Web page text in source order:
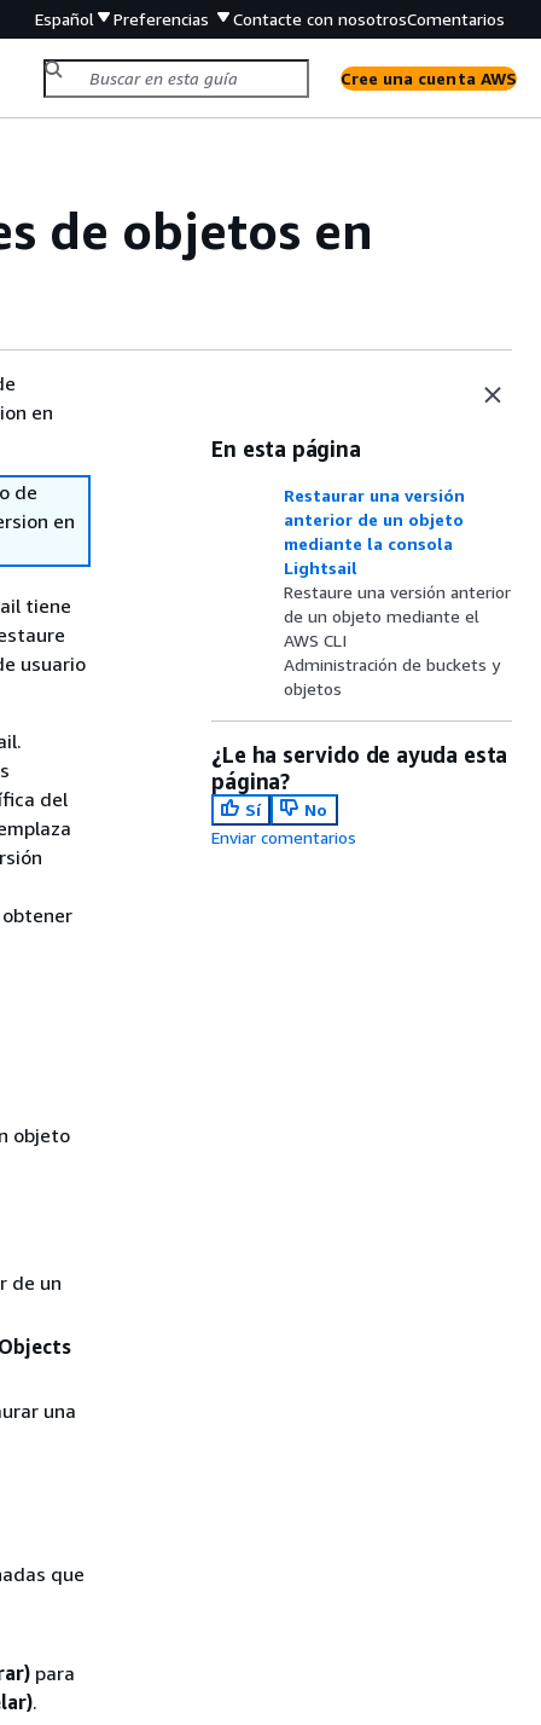
Español Preferencias Contacte con nosotrosComentarios
Cree una cuenta AWS
de objetos en
en
de
en
tiene
usuario
del
obtener
objeto
de un
Objects
una
que
para
.
En esta página
Restaurar una versión
anterior de un objeto
mediante la consola
Lightsail
Restaure una versión anterior
de un objeto mediante el
AWS CLI
Administración de buckets y
objetos
¿Le ha servido de ayuda esta
página?
Sí
No
Enviar comentarios